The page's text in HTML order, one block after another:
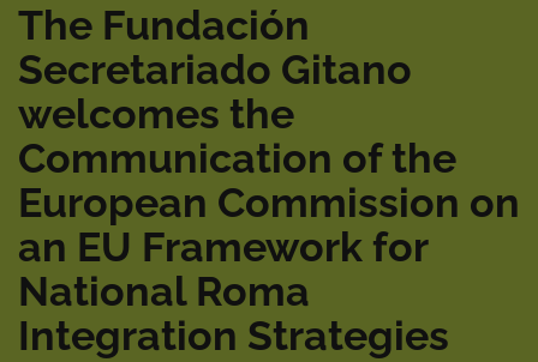
The Fundación
Secretariado Gitano
welcomes the
Communication of the
European Commission on
an EU Framework for
National Roma
Integration Strategies